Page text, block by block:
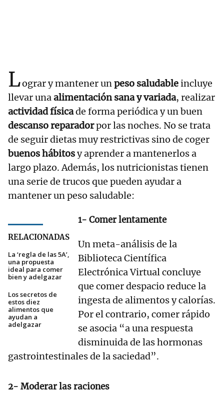
Lograr y mantener unpeso saludableincluye
llevar unaalimentación sanay variada, realizar
actividad físicade forma periódica y un buen
descanso reparadorpor las noches. No se trata
de seguir dietas muy restrictivas sino de coger
buenos hábitosy aprender a mantenerlos a
largo plazo. Además, los nutricionistas tienen
una serie de trucos que pueden ayudar a
mantener un peso saludable:
RELACIONADAS
La ‘regla de las 5A’,
una propuesta
ideal para comer
bien y adelgazar
Los secretos de
estos diez
alimentos que
ayudan a
adelgazar
1- Comer lentamente
Un meta-análisis de la
Biblioteca Científica
Electrónica Virtual concluye
que comer despacio reduce la
ingesta de alimentos y calorías.
Por el contrario, comer rápido
se asocia “a una respuesta
disminuida de las hormonas
gastrointestinales de la saciedad”.
2- Moderar las raciones